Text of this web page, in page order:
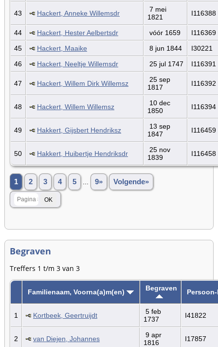
43 Hackert, Anneke Willemsdr
7 mei
1821
I116388
44 Hackert, Hester Aelbertsdr vóór 1659
I116369
45
Hackert, Maaike 8 jun 1844
I30221
46
Hackert, Neeltje Willemsdr 25 jul 1747 I116391
47 Hackert, Willem Dirk Willemsz
25 sep
1817
I116392
48 Hackert, Willem Willemsz
10 dec
1850
I116394
49 Hakkert, Gijsbert Hendriksz
13 sep
1847
I116459
50 Hakkert, Huibertje Hendriksdr
25 nov
1839
I116458
1 2 3 4 5 9» Volgende»
Begraven
Treffers 1 t/m 3 van 3
Familienaam, Voorna(a)m(en) Begraven Persoon-
1 Kortbeek, Geertruijdt
5 feb
1737
I41822
2 van Diejen, Johannes
9 apr
1816
I17857